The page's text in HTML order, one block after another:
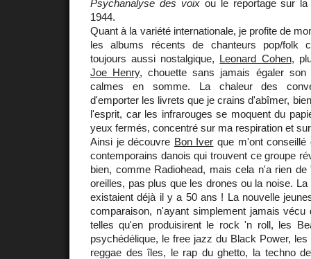
Psychanalyse des voixou le reportage sur la
1944.
Quant à la variété internationale, je profite de
les albums récents de chanteurs pop/folk
toujours aussi nostalgique, Leonard Cohen,
Joe Henry, chouette sans jamais égaler son
calmes en somme. La chaleur des
d'emporter les livrets que je crains d'abîmer,
l'esprit, car les infrarouges se moquent du
yeux fermés, concentré sur ma respiration et
Ainsi je découvre Bon Iver que m'ont
contemporains danois qui trouvent ce groupe
bien, comme Radiohead, mais cela n'a rien de
oreilles, pas plus que les drones ou la noise.
existaient déjà il y a 50 ans ! La nouvelle
comparaison, n'ayant simplement jamais vécu
telles qu'en produisirent le rock 'n roll, les
psychédélique, le free jazz du Black Power,
reggae des îles, le rap du ghetto, la techno